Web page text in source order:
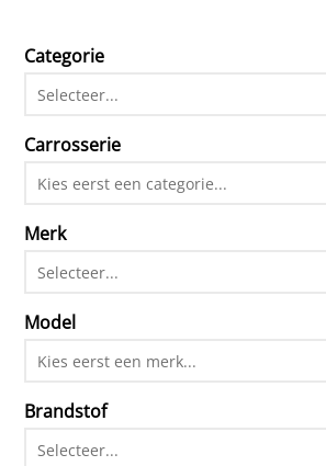
Categorie
Selecteer...
Carrosserie
Kies eerst een categorie...
Merk
Selecteer...
Model
Kies eerst een merk...
Brandstof
Selecteer...